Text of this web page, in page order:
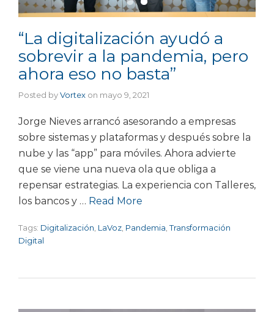
“La digitalización ayudó a
sobrevir a la pandemia, pero
ahora eso no basta”
Posted byVortex on mayo 9, 2021
Jorge Nieves arrancó asesorando a empresas
sobre sistemas y plataformas y después sobre la
nube y las “app” para móviles. Ahora advierte
que se viene una nueva ola que obliga a
repensar estrategias. La experiencia con Talleres,
los bancos y … Read More
Tags: Digitalización LaVoz Pandemia ,Transformación
Digital